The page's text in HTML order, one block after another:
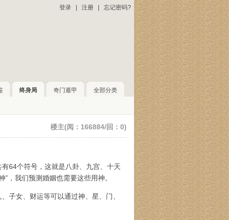
登录 注册 忘记密码?
终身局 奇门遁甲 全部分类
楼主(阅：166884/回：0)
64个符号，这就是八卦、九宫、十天
，我们预测婚姻也需要这些用神。
子女、财运等可以通过神、星、门、